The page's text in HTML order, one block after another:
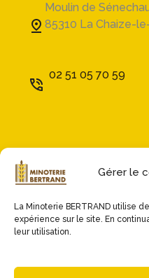
Gérer le
La Minoterie BERTRAND utilise
expérience sur le site. En
leur utilisation.
Moulin de
85310 La Chaize-
02 51 05 70 59
Les